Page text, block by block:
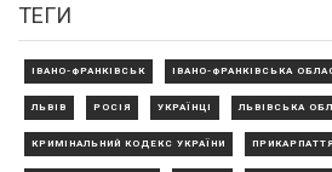
ТЕГИ
ІВАНО-ФРАНКІВСЬК ІВАНО-ФРАНКІВСЬКА
ЛЬВІВ РОСІЯ УКРАЇНЦІ ЛЬВІВСЬКА
КРИМІНАЛЬНИЙ КОДЕКС УКРАЇНИ ПРИКАРПАТТЯ